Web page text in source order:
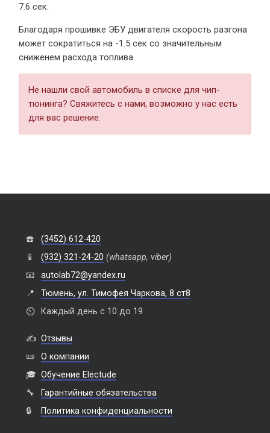
7.6 сек.
Благодаря прошивке ЭБУ двигателя скорость разгона
может сократиться на -1.5 сек со значительным
сниженем расхода топлива.
Не нашли свой автомобиль в списке для чип-
тюнинга? Свяжитесь с нами, возможно у нас есть
для вас решение.
☎️
(3452) 612-420
📱
(932) 321-24-20 (whatsapp, viber)
📧
autolab72@yandex.ru
📍
Тюмень, ул. Тимофея Чаркова, 8 ст8
⏲️
Каждый день с 10 до 19
✍️ Отзывы
📜
О компании
🎓 Обучение Electude
🔧
Гарантийные обязательства
🔒
Политика конфиденциальности